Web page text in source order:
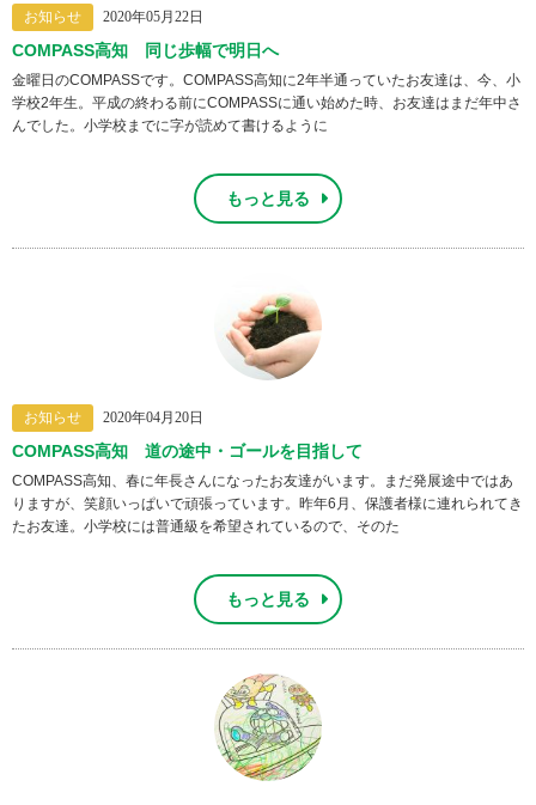
お知らせ 2020年05月22日
COMPASS高知 同じ歩幅で明日へ
金曜日のCOMPASSです。COMPASS高知に2年半通っていたお友達は、今、小
学校2年生。平成の終わる前にCOMPASSに通い始めた時、お友達はまだ年中さ
んでした。小学校までに字が読めて書けるように
もっと見る
お知らせ 2020年04月20日
COMPASS高知 道の途中・ゴールを目指して
COMPASS高知、春に年長さんになったお友達がいます。まだ発展途中ではあ
りますが、笑顔いっぱいで頑張っています。昨年6月、保護者様に連れられてき
たお友達。小学校には普通級を希望されているので、そのた
もっと見る